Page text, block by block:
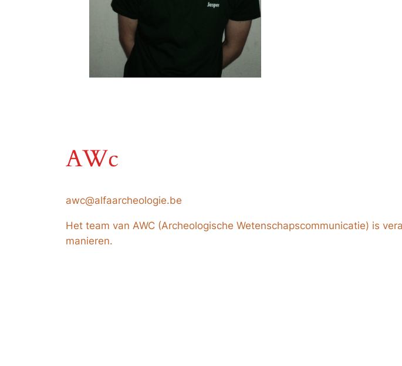
AWc
awc@alfaarcheologie.be
Het team van AWC (Archeologische Wetenschapscommunicatie) is
manieren.